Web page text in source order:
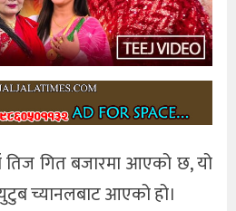
तिज गित बजारमा आएको छ, यो
च्यानलबाट आएको हो।